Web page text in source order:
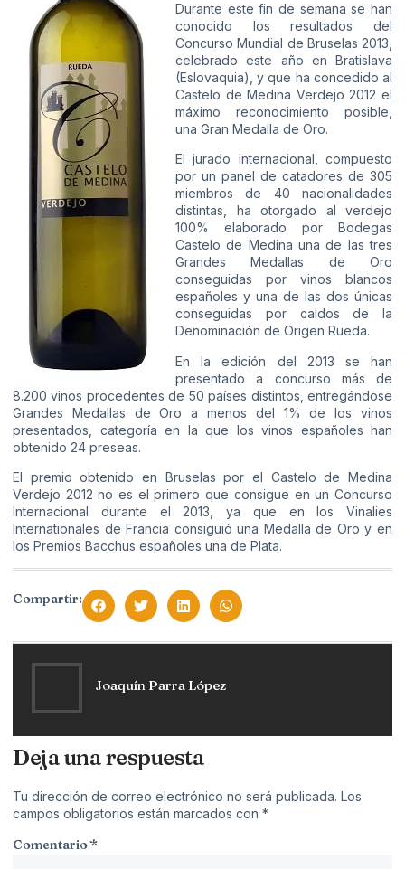
Durante este fin de semana se han
conocido los resultados del
Concurso Mundial de Bruselas 2013,
celebrado este año en Bratislava
(Eslovaquia), y que ha concedido al
Castelo de Medina Verdejo 2012 el
máximo reconocimiento posible,
una Gran Medalla de Oro.
El jurado internacional, compuesto
por un panel de catadores de 305
miembros de 40 nacionalidades
distintas, ha otorgado al verdejo
100% elaborado por Bodegas
Castelo de Medina una de las tres
Grandes Medallas de Oro
conseguidas por vinos blancos
españoles y una de las dos únicas
conseguidas por caldos de la
Denominación de Origen Rueda.
En la edición del 2013 se han
presentado a concurso más de
8.200 vinos procedentes de 50 países distintos, entregándose
Grandes Medallas de Oro a menos del 1% de los vinos
presentados, categoría en la que los vinos españoles han
obtenido 24 preseas.
El premio obtenido en Bruselas por el Castelo de Medina
Verdejo 2012 no es el primero que consigue en un Concurso
Internacional durante el 2013, ya que en los Vinalies
Internationales de Francia consiguió una Medalla de Oro y en
los Premios Bacchus españoles una de Plata.
Compartir:
Joaquín Parra López
Deja una respuesta
Tu dirección de correo electrónico no será publicada. Los
campos obligatorios están marcados con *
Comentario*